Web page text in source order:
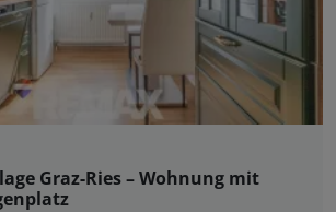
Graz-Ries – Wohnung mit